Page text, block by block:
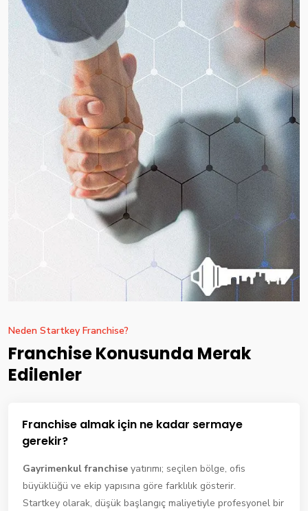
Neden Startkey Franchise?
Franchise Konusunda Merak
Edilenler
Franchise almak için ne kadar sermaye
gerekir?
Gayrimenkul franchise yatırımı; seçilen bölge, ofis
büyüklüğü ve ekip yapısına göre farklılık gösterir.
Startkey olarak, düşük başlangıç maliyetiyle profesyonel bir